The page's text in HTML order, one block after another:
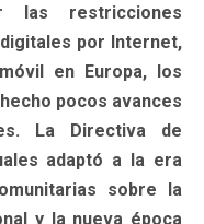
las restricciones
por Internet,
en Europa, los
pocos avances
La Directiva de
adaptó a la era
sobre la
y la nueva época